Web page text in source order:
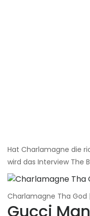
Hat Charlamagne die
wird das Interview The
Charlamagne Tha God
Gucci